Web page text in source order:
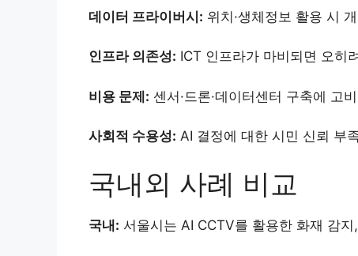
데이터 프라이버시: 위치·생체정보 활용 시
인프라 의존성: ICT 인프라가 마비되면 오히
비용 문제: 센서·드론·데이터센터 구축에 고
사회적 수용성: AI 결정에 대한 시민 신뢰 부
국내외 사례 비교
국내: 서울시는 AI CCTV를 활용한 화재 감